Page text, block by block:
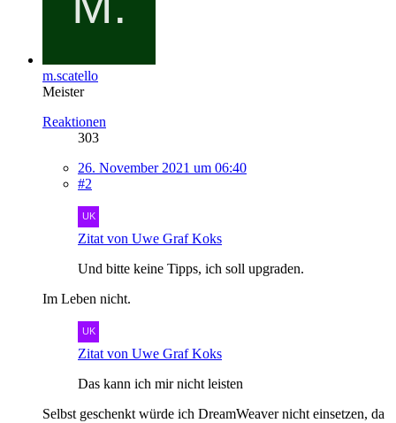
m.scatello
Meister
Reaktionen
303
26. November 2021 um 06:40
#2
Zitat von Uwe Graf Koks
Und bitte keine Tipps, ich soll upgraden.
Im Leben nicht.
Zitat von Uwe Graf Koks
Das kann ich mir nicht leisten
Selbst geschenkt würde ich DreamWeaver nicht einsetzen, da